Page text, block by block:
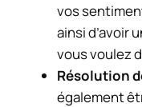
vos
ainsi d’avoir
vous voulez
Résolution
également